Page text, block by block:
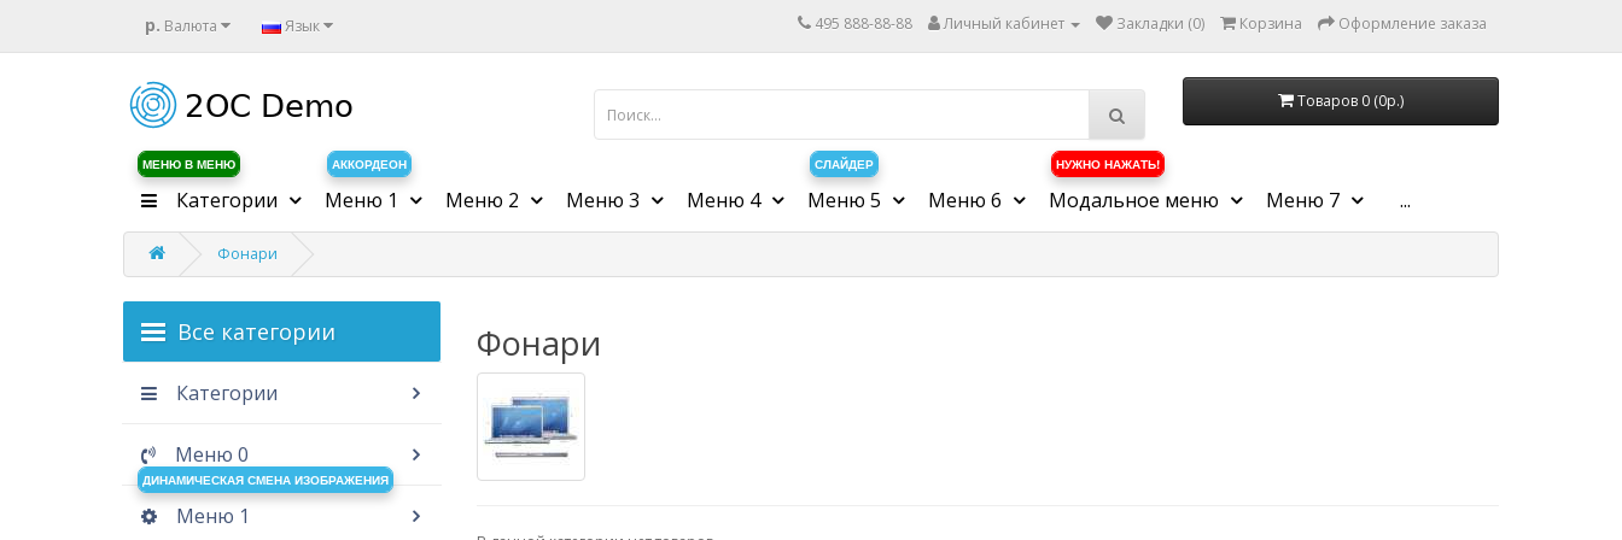
р. Валюта Язык 495 888-88-88 Личный кабинет Закладки (0) Корзина Оформление заказа
Товаров 0 (0р.)
Фонари
Все категории
Категории
Меню 0
ДИНАМИЧЕСКАЯ СМЕНА ИЗОБРАЖЕНИЯ
Меню 1
Фонари
МЕНЮ В МЕНЮ
Категории
АККОРДЕОН
Меню 1 Меню 2 Меню 3 Меню 4
СЛАЙДЕР
Меню 5 Меню 6
НУЖНО НАЖАТЬ!
Модальное меню Меню 7 ...